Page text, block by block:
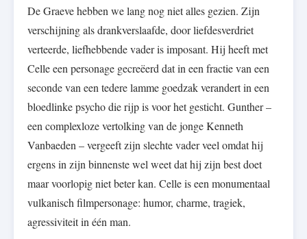
De Graeve hebben we lang nog niet alles gezien. Zijn
verschijning als drankverslaafde, door liefdesverdriet
verteerde, liefhebbende vader is imposant. Hij heeft met
Celle een personage gecreëerd dat in een fractie van een
seconde van een tedere lamme goedzak verandert in een
bloedlinke psycho die rijp is voor het gesticht. Gunther –
een complexloze vertolking van de jonge Kenneth
Vanbaeden – vergeeft zijn slechte vader veel omdat hij
ergens in zijn binnenste wel weet dat hij zijn best doet
maar voorlopig niet beter kan. Celle is een monumentaal
vulkanisch filmpersonage: humor, charme, tragiek,
agressiviteit in één man.